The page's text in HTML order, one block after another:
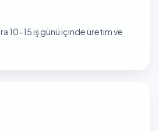
10-15 iş günü içinde üretim ve